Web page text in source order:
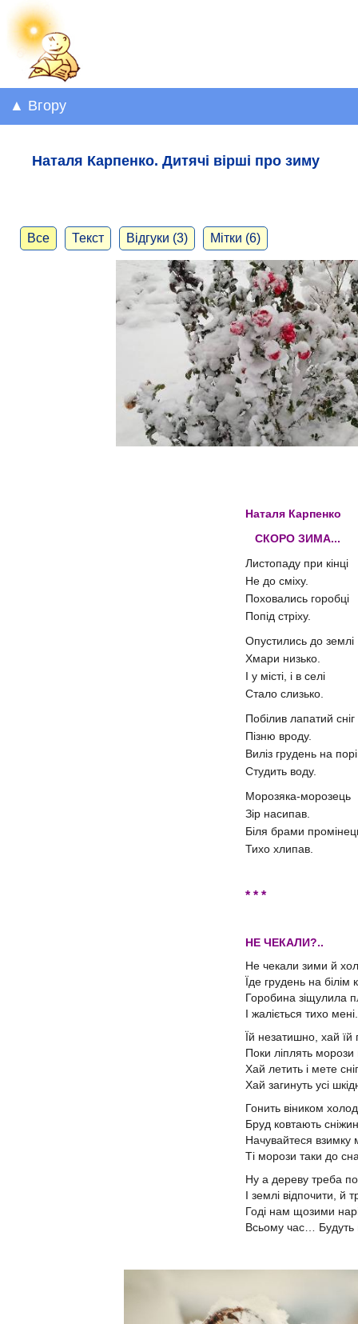
▲ Вгору
Наталя Карпенко. Дитячі вірші про зиму
Все Текст Відгуки (3) Мітки (6)
Наталя Карпенко
СКОРО ЗИМА...
Листопаду при кінці
Не до сміху.
Поховались горобці
Попід стріху.
Опустились до землі
Хмари низько.
І у місті, і в селі
Стало слизько.
Побілив лапатий сніг
Пізню вроду.
Виліз грудень на
Студить воду.
Морозяка-морозець
Зір насипав.
Біля брами
Тихо хлипав.
* * *
НЕ ЧЕКАЛИ?..
Не чекали зими й
Їде грудень на білім
Горобина зіщулила
І жаліється тихо мені.
Їй незатишно, хай їй
Поки ліплять морози
Хай летить і мете
Хай загинуть усі
Гонить віником
Бруд ковтають
Начувайтеся взимку
Ті морози таки до
Ну а дереву треба
І землі відпочити, й
Годі нам щозими
Всьому час… Будуть